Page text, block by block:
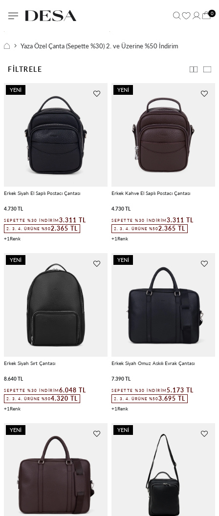
0
Yaza Özel Çanta (Sepette %30) 2. ve Üzerine %50 İndirim
FILTRELE
Erkek Siyah El Saplı Postacı Çantası
4.730 TL
SEPETTE %30 İNDIRIM 3.311 TL
2. 3. 4. ÜRÜNE %502.365 TL
YENI
1
Erkek Kahve El Saplı Postacı Çantası
4.730 TL
SEPETTE %30 İNDIRIM 3.311 TL
2. 3. 4. ÜRÜNE %502.365 TL
YENI
1
Erkek Siyah Sırt Çantası
8.640 TL
SEPETTE %30 İNDIRIM 6.048 TL
2. 3. 4. ÜRÜNE %504.320 TL
YENI
1
Erkek Siyah Omuz Askılı Evrak Çantası
7.390 TL
SEPETTE %30 İNDIRIM 5.173 TL
2. 3. 4. ÜRÜNE %503.695 TL
YENI
1
YENI
YENI